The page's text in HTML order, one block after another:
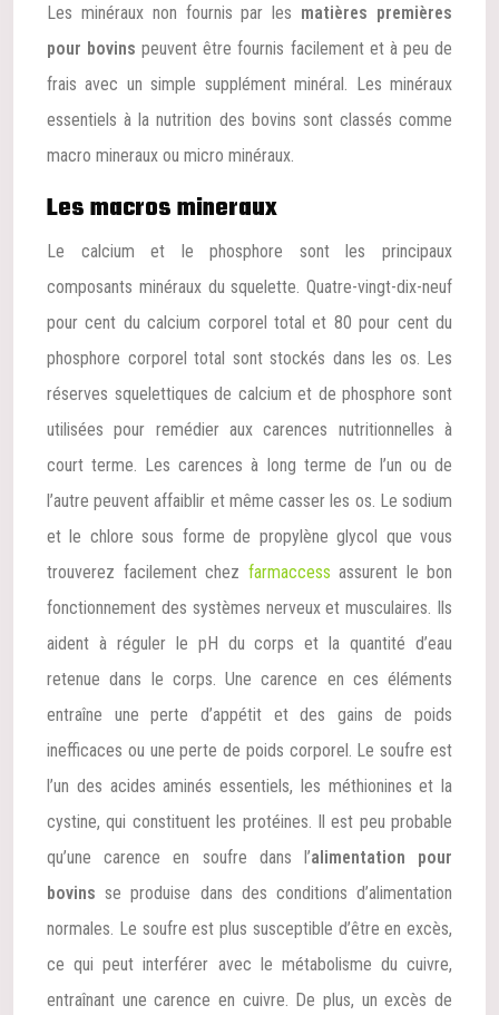
Les minéraux non fournis par les matières premières
pour bovins peuvent être fournis facilement et à peu de
frais avec un simple supplément minéral. Les minéraux
essentiels à la nutrition des bovins sont classés comme
macro mineraux ou micro minéraux.
Les macros mineraux
Le calcium et le phosphore sont les principaux
composants minéraux du squelette. Quatre-vingt-dix-neuf
pour cent du calcium corporel total et 80 pour cent du
phosphore corporel total sont stockés dans les os. Les
réserves squelettiques de calcium et de phosphore sont
utilisées pour remédier aux carences nutritionnelles à
court terme. Les carences à long terme de l’un ou de
l’autre peuvent affaiblir et même casser les os. Le sodium
et le chlore sous forme de propylène glycol que vous
trouverez facilement chez farmaccess assurent le bon
fonctionnement des systèmes nerveux et musculaires. Ils
aident à réguler le pH du corps et la quantité d’eau
retenue dans le corps. Une carence en ces éléments
entraîne une perte d’appétit et des gains de poids
inefficaces ou une perte de poids corporel. Le soufre est
l’un des acides aminés essentiels, les méthionines et la
cystine, qui constituent les protéines. Il est peu probable
qu’une carence en soufre dans l’alimentation pour
bovins se produise dans des conditions d’alimentation
normales. Le soufre est plus susceptible d’être en excès,
ce qui peut interférer avec le métabolisme du cuivre,
entraînant une carence en cuivre. De plus, un excès de